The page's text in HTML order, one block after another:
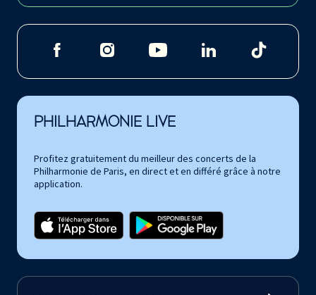
PHILHARMONIE LIVE
Profitez gratuitement du meilleur des concerts de la
Philharmonie de Paris, en direct et en différé grâce à notre
application.